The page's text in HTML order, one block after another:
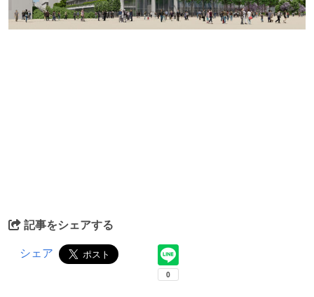
記事をシェアする
シェア